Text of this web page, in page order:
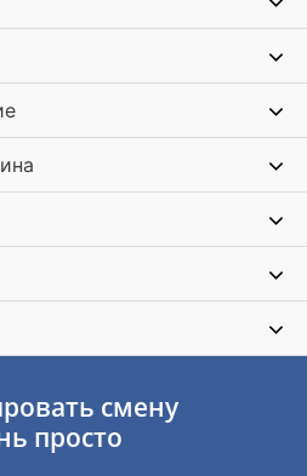
смену
просто